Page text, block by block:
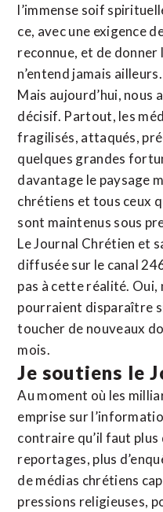
l’immense soif
ce, avec une exigence
reconnue, et de donner
n’entend jamais ailleurs.
Mais aujourd’hui, nous
décisif. Partout, les
fragilisés, attaqués,
quelques grandes
davantage le paysage
chrétiens et tous ceux
sont maintenus sous
Le Journal Chrétien et
diffusée sur le canal
pas à cette réalité. Oui,
pourraient disparaître
toucher de nouveaux
mois.
Je soutiens le
Au moment où les
emprise sur
contraire qu’il faut
reportages, plus
de médias chrétiens
pressions religieuses,